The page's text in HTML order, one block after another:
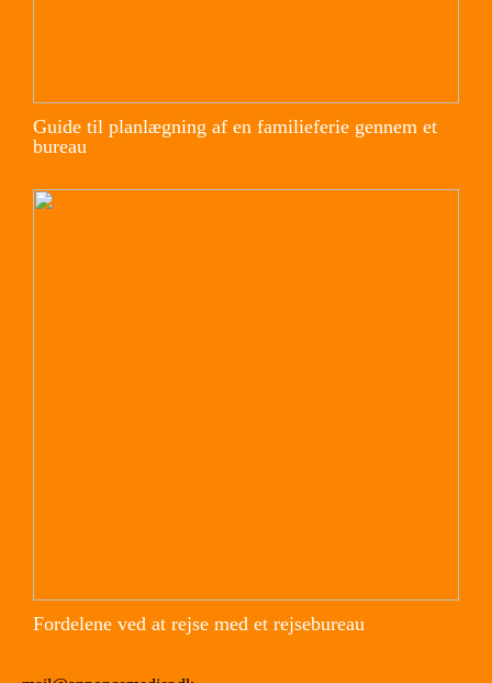
Guide til planlægning af en familieferie gennem et
bureau
Fordelene ved at rejse med et rejsebureau